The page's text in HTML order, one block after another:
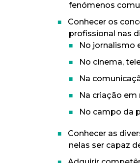
fenómenos
Conhecer os
profissional nas
No jornalismo
No cinema,
Na
Na criação
No campo da
Conhecer as
nelas ser capaz